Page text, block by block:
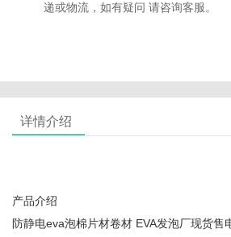
递或物流，如有疑问 请咨询客服。
详情介绍
产品介绍
防静电eva泡棉片材卷材 EVA发泡厂现货售